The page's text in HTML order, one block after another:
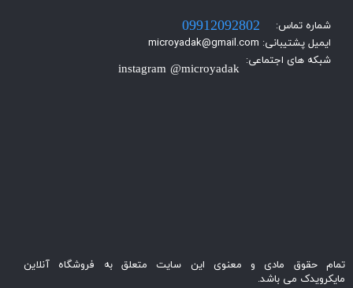
شماره تماس:
ایمیل پشتیبانی: microyadak@gmail.com
شبکه های اجتماعی:
instagram @microyadak
09912092802
تمام حقوق مادی و معنوی این سایت متعلق به فروشگاه آنلاین
مایکرویدک می باشد.